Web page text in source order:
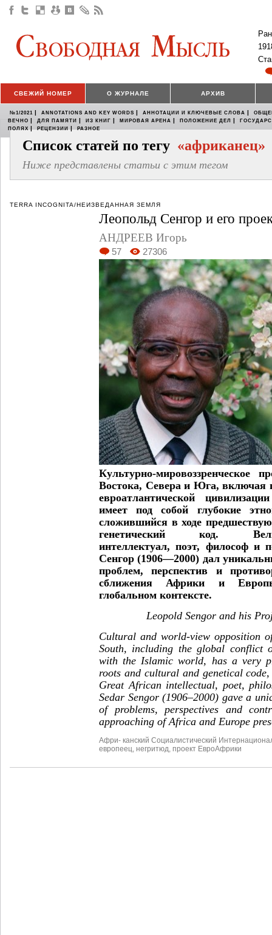
СВЕЖИЙ НОМЕР О ЖУРНАЛЕ АРХИВ
№1/2021 | ANNOTATIONS AND KEY WORDS | АННОТАЦИИ И КЛЮЧЕВЫЕ СЛОВА |
ВЕЧНО | ДЛЯ ПАМЯТИ | ИЗ КНИГ | МИРОВАЯ АРЕНА | ПОЛОЖЕНИЕ ДЕЛ |
ПОЛЯХ | РЕЦЕНЗИИ | РАЗНОЕ
Список статей по тегу «африканец»
Ниже представлены статьи с этим тегом
TERRA INCOGNITA/НЕИЗВЕДАННАЯ ЗЕМЛЯ
Леопольд Сенгор и его
АНДРЕЕВ Игорь
57 27306
Культурно-мировоззренческое
Востока, Севера и Юга, включая
евроатлантической
имеет под собой глубокие
сложившийся в ходе
генетический код.
интеллектуал, поэт, философ и
Сенгор (1906—2000) дал
проблем, перспектив и
сближения Африки и
глобальном контексте.
Leopold Sengor and his
Cultural and world-view opposition
South, including the global conflict
with the Islamic world, has a very
roots and cultural and genetical
Great African intellectual, poet,
Sedar Sengor (1906–2000) gave a
of problems, perspectives and
approaching ofAfrica and Europe
Афри- канский Социалистический
европеец негритюд проект ЕвроАфрики